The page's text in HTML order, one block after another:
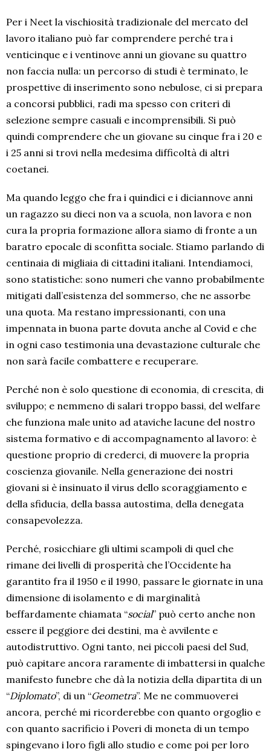
Per i Neet la vischiosità tradizionale del mercato del
lavoro italiano può far comprendere perché tra i
venticinque e i ventinove anni un giovane su quattro
non faccia nulla: un percorso di studi è terminato, le
prospettive di inserimento sono nebulose, ci si prepara
a concorsi pubblici, radi ma spesso con criteri di
selezione sempre casuali e incomprensibili. Si può
quindi comprendere che un giovane su cinque fra i 20 e
i 25 anni si trovi nella medesima difficoltà di altri
coetanei.
Ma quando leggo che fra i quindici e i diciannove anni
un ragazzo su dieci non va a scuola, non lavora e non
cura la propria formazione allora siamo di fronte a un
baratro epocale di sconfitta sociale. Stiamo parlando di
centinaia di migliaia di cittadini italiani. Intendiamoci,
sono statistiche: sono numeri che vanno probabilmente
mitigati dall’esistenza del sommerso, che ne assorbe
una quota. Ma restano impressionanti, con una
impennata in buona parte dovuta anche al Covid e che
in ogni caso testimonia una devastazione culturale che
non sarà facile combattere e recuperare.
Perché non è solo questione di economia, di crescita, di
sviluppo; e nemmeno di salari troppo bassi, del welfare
che funziona male unito ad ataviche lacune del nostro
sistema formativo e di accompagnamento al lavoro: è
questione proprio di crederci, di muovere la propria
coscienza giovanile. Nella generazione dei nostri
giovani si è insinuato il virus dello scoraggiamento e
della sfiducia, della bassa autostima, della denegata
consapevolezza.
Perché, rosicchiare gli ultimi scampoli di quel che
rimane dei livelli di prosperità che l’Occidente ha
garantito fra il 1950 e il 1990, passare le giornate in una
dimensione di isolamento e di marginalità
beffardamente chiamata “social” può certo anche non
essere il peggiore dei destini, ma è avvilente e
autodistruttivo. Ogni tanto, nei piccoli paesi del Sud,
può capitare ancora raramente di imbattersi in qualche
manifesto funebre che dà la notizia della dipartita di un
“Diplomato”, di un “Geometra”. Me ne commuoverei
ancora, perché mi ricorderebbe con quanto orgoglio e
con quanto sacrificio i Poveri di moneta di un tempo
spingevano i loro figli allo studio e come poi per loro